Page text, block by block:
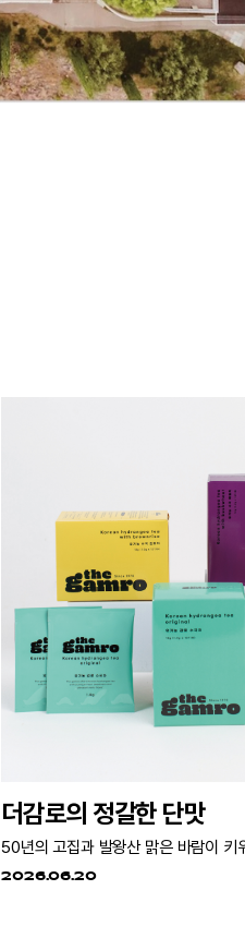
더감로의 정갈한 단맛
50년의 고집과 발왕산 맑은 바람이 키
2026.06.20